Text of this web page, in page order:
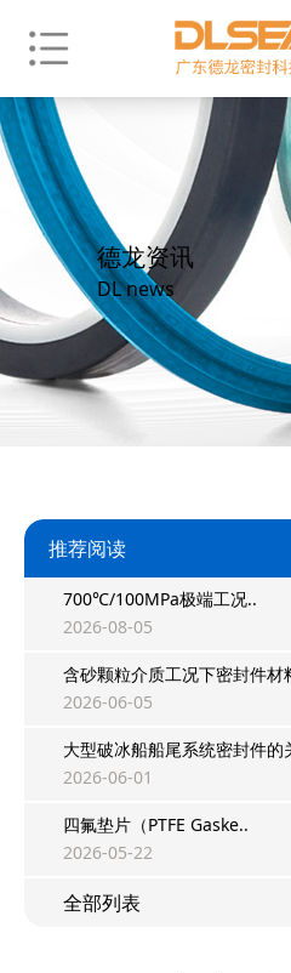
德龙资讯
DL news
推荐阅读
700℃/100MPa极端工况..
2026-08-05
含砂颗粒介质工况下密封件材
2026-06-05
大型破冰船船尾系统密封件的
2026-06-01
四氟垫片（PTFE Gaske..
2026-05-22
全部列表